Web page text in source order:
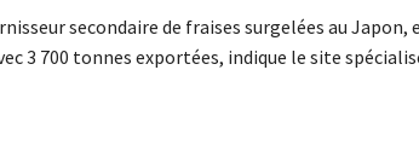
secondaire de fraises surgelées au
3 700 tonnes exportées, indique le site